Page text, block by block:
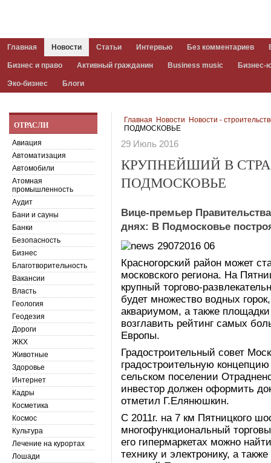
Главная Новости Статьи Интервью Без комментариев
Бизнес и право Активный гражданин Business music Бизнес-
Эко-бизнес Блоги
Главная Новости
Новости -
ПОДМОСКОВЬЕ
29 Июль 2016
КРУПНЕЙШИЙ В
ПОДМОСКОВЬЕ
Вице-премьер
днях: В Подмосковье
Красногорский район может
московского региона. На
крупный торгово-
будет множество водных
аквариумом, а также
возглавить рейтинг самых
Европы.
Градостроительный совет
градостроительную
сельском поселении
инвестор должен оформить
отметил Г.Елянюшкин.
С 2011г. на 7 км Пятницкого
многофункциональный
его гипермаркетах можно
технику и электронику, а
ОТРАСЛИ
Авиация
Автоматизация
Автомобили
Атомная
промышленность
Аудит
Бани и сауны
Банки
Безопасность
Бизнес
Благотворительность
Вакансии
Власть
Геология
Геодезия
Дороги
ЖКХ
Животные
Здоровье
Интернет
Кадры
Косметика
Космос
Культура
Лечение на курортах
Лошади